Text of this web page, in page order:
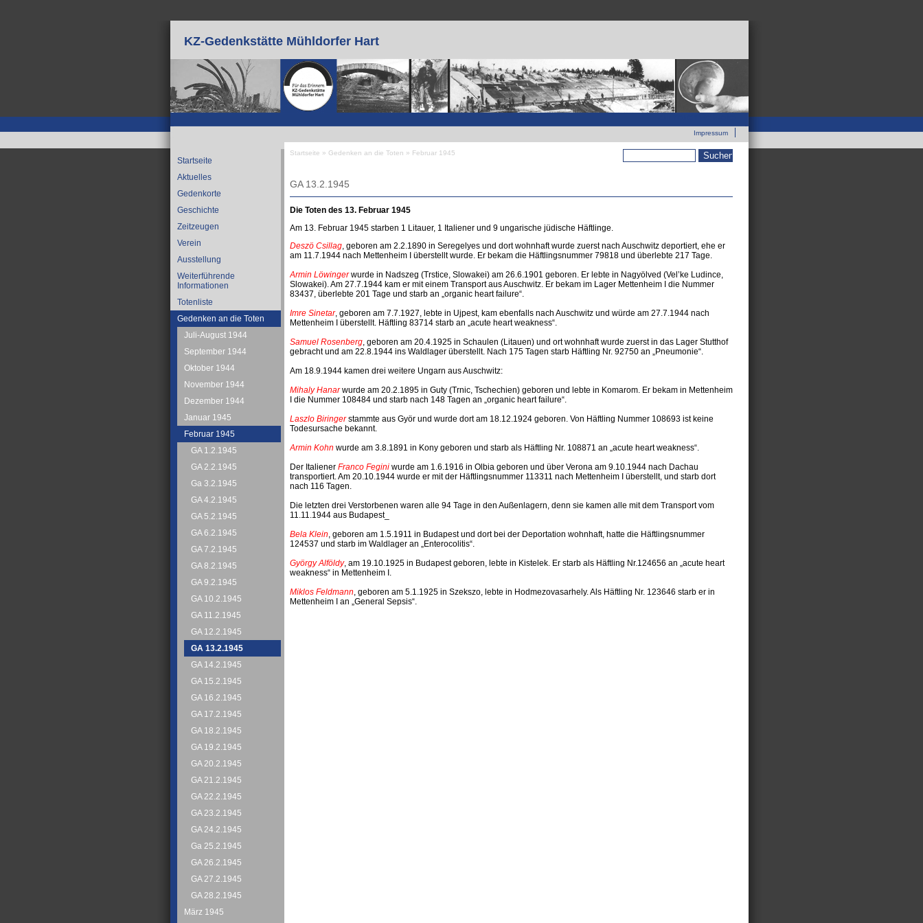
KZ-Gedenkstätte Mühldorfer Hart
Impressum
Startseite
Aktuelles
Gedenkorte
Geschichte
Zeitzeugen
Verein
Ausstellung
Weiterführende
Informationen
Totenliste
Gedenken an die Toten
Juli-August 1944
September 1944
Oktober 1944
November 1944
Dezember 1944
Januar 1945
Februar 1945
GA 1.2.1945
GA 2.2.1945
Ga 3.2.1945
GA 4.2.1945
GA 5.2.1945
GA 6.2.1945
GA 7.2.1945
GA 8.2.1945
GA 9.2.1945
GA 10.2.1945
GA 11.2.1945
GA 12.2.1945
GA 13.2.1945
GA 14.2.1945
GA 15.2.1945
GA 16.2.1945
GA 17.2.1945
GA 18.2.1945
GA 19.2.1945
GA 20.2.1945
GA 21.2.1945
GA 22.2.1945
GA 23.2.1945
GA 24.2.1945
Ga 25.2.1945
GA 26.2.1945
GA 27.2.1945
GA 28.2.1945
März 1945
Suchformular
Startseite » Gedenken an die Toten » Februar 1945
GA 13.2.1945
Die Toten des 13. Februar 1945
Am 13. Februar 1945 starben 1 Litauer, 1 Italiener und 9 ungarische jüdische Häftlinge.
Deszö Csillag , geboren am 2.2.1890 in Seregelyes und dort wohnhaft wurde zuerst nach Auschwitz deportiert, ehe er
am 11.7.1944 nach Mettenheim I überstellt wurde. Er bekam die Häftlingsnummer 79818 und überlebte 217 Tage.
Armin Löwingerwurde in Nadszeg (Trstice, Slowakei) am 26.6.1901 geboren. Er lebte in Nagyölved (Vel’ke Ludince,
Slowakei). Am 27.7.1944 kam er mit einem Transport aus Auschwitz. Er bekam im Lager Mettenheim I die Nummer
83437, überlebte 201 Tage und starb an „organic heart failure“.
Imre Sinetar, geboren am 7.7.1927, lebte in Ujpest, kam ebenfalls nach Auschwitz und würde am 27.7.1944 nach
Mettenheim I überstellt. Häftling 83714 starb an „acute heart weakness“.
Samuel Rosenberg , geboren am 20.4.1925 in Schaulen (Litauen) und ort wohnhaft wurde zuerst in das Lager Stutthof
gebracht und am 22.8.1944 ins Waldlager überstellt. Nach 175 Tagen starb Häftling Nr. 92750 an „Pneumonie“.
Am 18.9.1944 kamen drei weitere Ungarn aus Auschwitz:
Mihaly Hanarwurde am 20.2.1895 in Guty (Trnic, Tschechien) geboren und lebte in Komarom. Er bekam in Mettenheim
I die Nummer 108484 und starb nach 148 Tagen an „organic heart failure“.
Laszlo Biringerstammte aus Györ und wurde dort am 18.12.1924 geboren. Von Häftling Nummer 108693 ist keine
Todesursache bekannt.
Armin Kohn wurde am 3.8.1891 in Kony geboren und starb als Häftling Nr. 108871 an „acute heart weakness“.
Der Italiener Franco Fegini wurde am 1.6.1916 in Olbia geboren und über Verona am 9.10.1944 nach Dachau
transportiert. Am 20.10.1944 wurde er mit der Häftlingsnummer 113311 nach Mettenheim I überstellt, und starb dort
nach 116 Tagen.
Die letzten drei Verstorbenen waren alle 94 Tage in den Außenlagern, denn sie kamen alle mit dem Transport vom
11.11.1944 aus Budapest_
Bela Klein , geboren am 1.5.1911 in Budapest und dort bei der Deportation wohnhaft, hatte die Häftlingsnummer
124537 und starb im Waldlager an „Enterocolitis“.
György Alföldy, am 19.10.1925 in Budapest geboren, lebte in Kistelek. Er starb als Häftling Nr.124656 an „acute heart
weakness“ in Mettenheim I.
Miklos Feldmann , geboren am 5.1.1925 in Szekszo, lebte in Hodmezovasarhely. Als Häftling Nr. 123646 starb er in
Mettenheim I an „ General Sepsis“.